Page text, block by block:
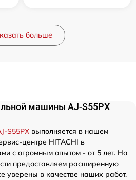
больше
машины AJ-S55PX
S55PX выполняется в нашем
центре HITACHI в
с огромным опытом - от 5 лет. На
предоставляем расширенную
уверены в качестве наших работ.